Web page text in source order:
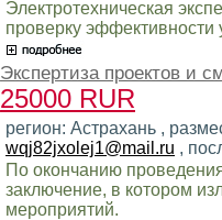
Электротехническая
проверку
Экспертиза проектов и
25000 RUR
регион: Астрахань ,
wqj82jxolej1@mail.ru ,
По окончанию
заключение, в котором
мероприятий.